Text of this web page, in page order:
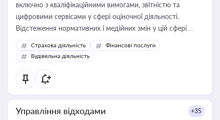
включно з кваліфікаційними вимогами, звітністю та
цифровими сервісами у сфері оціночної діяльності.
Відстеження нормативних і медійних змін у цій сфері
корисне для власника бізнесу, керівника, юриста або
бухгалтера під час оподаткування, приватизації, оренди
державного майна, корпоративних угод і перевірки
статусу суб'єктів оціночної діяльності
Страхова діяльність
Фінансові послуги
Будівельна діяльність
Управління відходами +35